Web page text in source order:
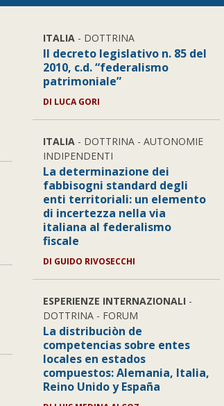
ITALIA - DOTTRINA
Il decreto legislativo n. 85 del
2010, c.d. “federalismo
patrimoniale”
DI LUCA GORI
ITALIA - DOTTRINA - AUTONOMIE
INDIPENDENTI
La determinazione dei
fabbisogni standard degli
enti territoriali: un elemento
di incertezza nella via
italiana al federalismo
fiscale
DI GUIDO RIVOSECCHI
ESPERIENZE INTERNAZIONALI -
DOTTRINA - FORUM
La distribuciòn de
competencias sobre entes
locales en estados
compuestos: Alemania, Italia,
Reino Unido y España